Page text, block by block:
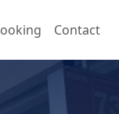
Contact